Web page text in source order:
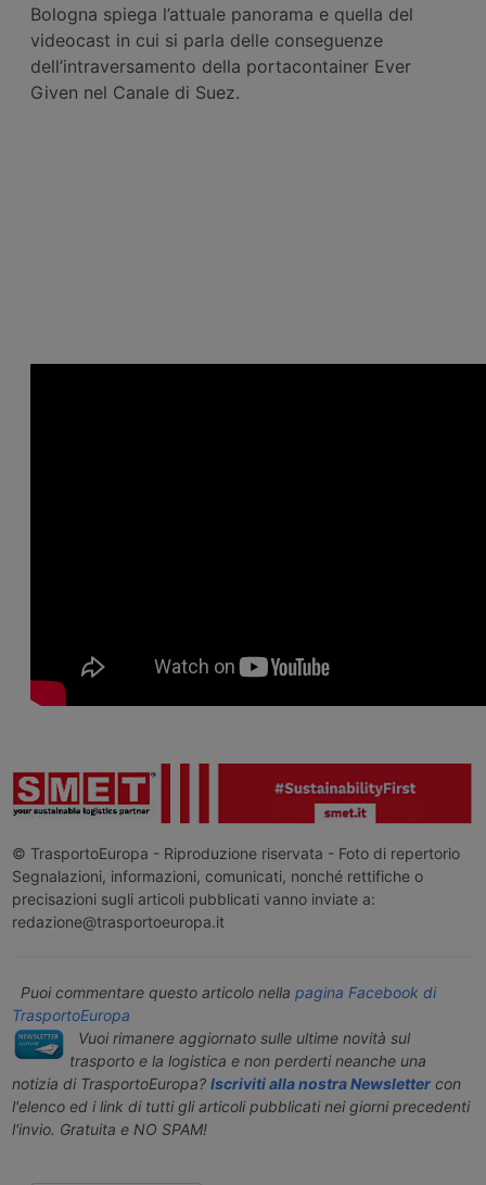
Bologna spiega l’attuale panorama e quella del
videocast in cui si parla delle conseguenze
dell’intraversamento della portacontainer Ever
Given nel Canale di Suez.
© TrasportoEuropa - Riproduzione riservata - Foto di repertorio
Segnalazioni, informazioni, comunicati, nonché rettifiche o
precisazioni sugli articoli pubblicati vanno inviate a:
redazione@trasportoeuropa.it
Puoi commentare questo articolo nella pagina Facebook di
TrasportoEuropa
Vuoi rimanere aggiornato sulle ultime novità sul
trasporto e la logistica e non perderti neanche una
notizia di TrasportoEuropa? Iscriviti alla nostra Newslettercon
l'elenco ed i link di tutti gli articoli pubblicati nei giorni precedenti
l'invio. Gratuita e NO SPAM!